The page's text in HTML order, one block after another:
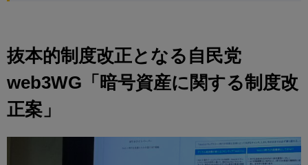
抜本的制度改正となる自民党
web3WG「暗号資産に関する制度改
正案」